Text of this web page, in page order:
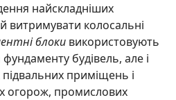
найскладніших
витримувати колосальні
блоки використовують
будівель, але і
підвальних приміщень і
огорож, промислових